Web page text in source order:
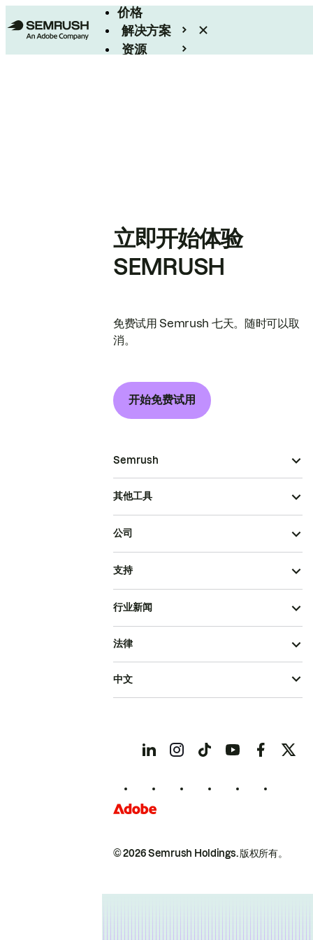
价格
解决方案
资源
立即开始体验
SEMRUSH
免费试用 Semrush 七天。随时可以取
消。
开始免费试用
Semrush
其他工具
公司
支持
行业新闻
© 2026 Semrush Holdings.版权所有。
法律
中文